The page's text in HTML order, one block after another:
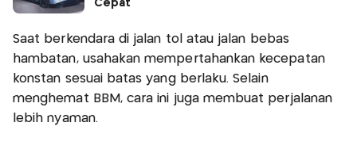
Cepat
Saat berkendara di jalan tol atau jalan bebas
hambatan, usahakan mempertahankan kecepatan
konstan sesuai batas yang berlaku. Selain
menghemat BBM, cara ini juga membuat perjalanan
lebih nyaman.